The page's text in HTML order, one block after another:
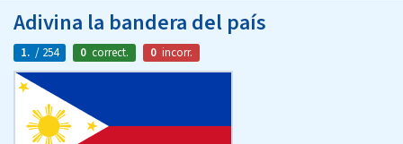
Adivina la bandera del país
1. / 254 0 correct. 0 incorr.